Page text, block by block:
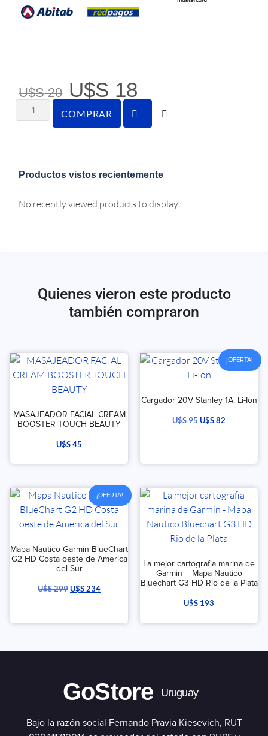
U$S20 U$S 18
COMPRAR
Productos vistos recientemente
No recently viewed products to display
Quienes vieron este producto
también compraron
MASAJEADOR FACIAL CREAM
BOOSTER TOUCH BEAUTY
U$S45
¡OFERTA!
Cargador 20V Stanley 1A. Li-Ion
U$S95U$S82
¡OFERTA!
Mapa Nautico Garmin BlueChart
G2 HD Costa oeste de America
del Sur
U$S299U$S234
La mejor cartografia marina de
Garmin – Mapa Nautico
Bluechart G3 HD Rio de la Plata
U$S 193
GoStore Uruguay
Bajo la razón social Fernando Pravia Kiesevich, RUT